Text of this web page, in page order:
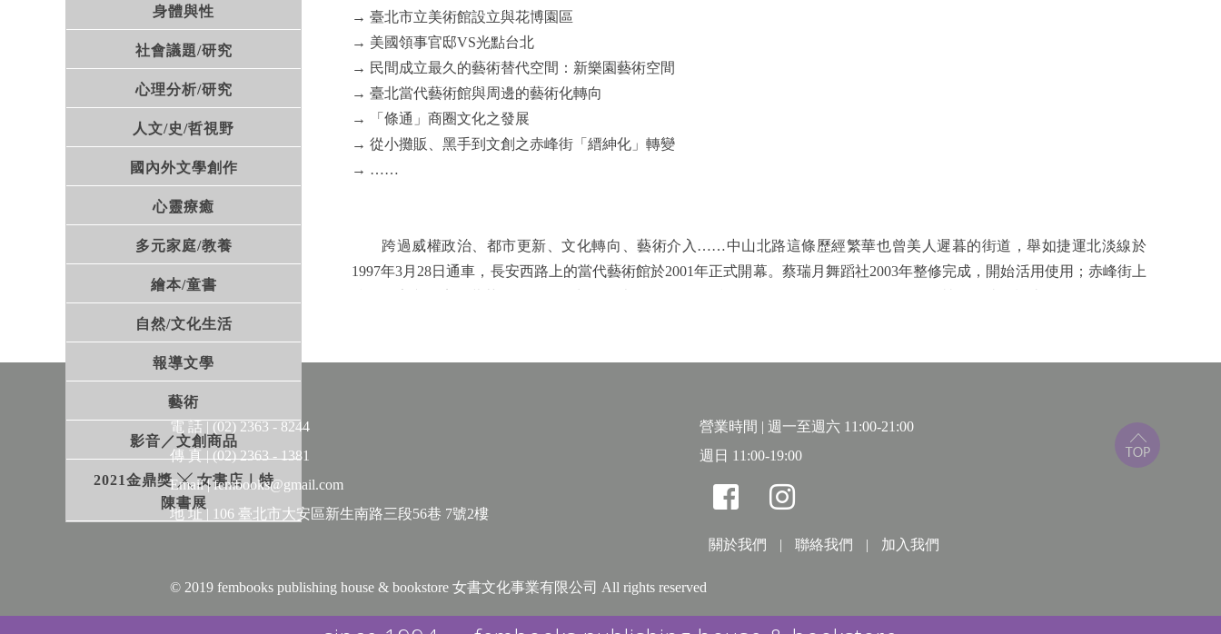
身體與性
社會議題/研究
心理分析/研究
人文/史/哲視野
國內外文學創作
心靈療癒
多元家庭/教養
繪本/童書
自然/文化生活
報導文學
藝術
影音／文創商品
2021金鼎獎 ╳ 女書店｜特
陳書展
→ 臺北市立美術館設立與花博園區
→ 美國領事官邸VS光點台北
→ 民間成立最久的藝術替代空間：新樂園藝術空間
→ 臺北當代藝術館與周邊的藝術化轉向
→ 「條通」商圈文化之發展
→ 從小攤販、黑手到文創之赤峰街「縉紳化」轉變
→ ……
跨過威權政治、都市更新、文化轉向、藝術介入……中山北路這條歷經繁華也曾美人遲暮的街道，舉如捷運北淡線於
1997年3月28日通車，長安西路上的當代藝術館於2001年正式開幕。蔡瑞月舞蹈社2003年整修完成，開始活用使用；赤峰街上
在地社區推動景觀守護的百年記憶。這兩個由在地居民站在最前面，積極抵擋官僚不當決策的民間力量，不僅是臺灣社會珍
貴的資產，更是具體推動社會進步的關鍵能量，深具啟發性。
學者殷寶寧教授三十年磨一劍。從敕使街道至中山北路的時代更迭裡，觀察、實地記錄與析論，那不斷被塑造、轉型，
宛若「一人千面」名角般的「中山北路」之風華物語。
電 話 | (02) 2363 - 8244
傳 真 | (02) 2363 - 1381
Email | fembooks@gmail.com
地 址 | 106 臺北市大安區新生南路三段56巷 7號2樓
營業時間 | 週一至週六 11:00-21:00
週日 11:00-19:00
關於我們 | 聯絡我們 | 加入我們
© 2019 fembooks publishing house & bookstore 女書文化事業有限公司 All rights reserved